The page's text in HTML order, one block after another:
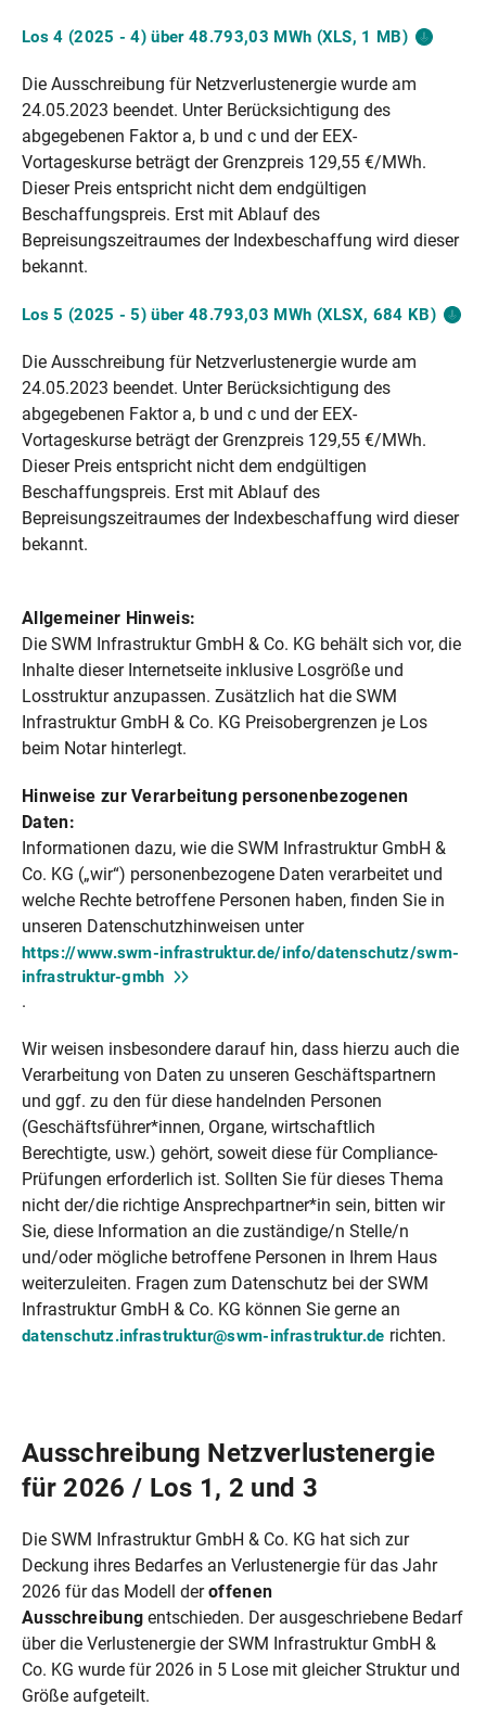
Los 4 (2025 - 4) über 48.793,03 MWh (XLS, 1 MB)
Die Ausschreibung für Netzverlustenergie wurde am
24.05.2023 beendet. Unter Berücksichtigung des
abgegebenen Faktor a, b und c und der EEX-
Vortageskurse beträgt der Grenzpreis 129,55 €/MWh.
Dieser Preis entspricht nicht dem endgültigen
Beschaffungspreis. Erst mit Ablauf des
Bepreisungszeitraumes der Indexbeschaffung wird dieser
bekannt.
Los 5 (2025 - 5) über 48.793,03 MWh (XLSX, 684 KB)
Die Ausschreibung für Netzverlustenergie wurde am
24.05.2023 beendet. Unter Berücksichtigung des
abgegebenen Faktor a, b und c und der EEX-
Vortageskurse beträgt der Grenzpreis 129,55 €/MWh.
Dieser Preis entspricht nicht dem endgültigen
Beschaffungspreis. Erst mit Ablauf des
Bepreisungszeitraumes der Indexbeschaffung wird dieser
bekannt.
Allgemeiner Hinweis:
Die SWM Infrastruktur GmbH & Co. KG behält sich vor, die
Inhalte dieser Internetseite inklusive Losgröße und
Losstruktur anzupassen. Zusätzlich hat die SWM
Infrastruktur GmbH & Co. KG Preisobergrenzen je Los
beim Notar hinterlegt.
Hinweise zur Verarbeitung personenbezogenen
Daten:
Informationen dazu, wie die SWM Infrastruktur GmbH &
Co. KG („wir“) personenbezogene Daten verarbeitet und
welche Rechte betroffene Personen haben, finden Sie in
unseren Datenschutzhinweisen unter
https://www.swm-infrastruktur.de/info/datenschutz/swm-
infrastruktur-gmbh
.
Wir weisen insbesondere darauf hin, dass hierzu auch die
Verarbeitung von Daten zu unseren Geschäftspartnern
und ggf. zu den für diese handelnden Personen
(Geschäftsführer*innen, Organe, wirtschaftlich
Berechtigte, usw.) gehört, soweit diese für Compliance-
Prüfungen erforderlich ist. Sollten Sie für dieses Thema
nicht der/die richtige Ansprechpartner*in sein, bitten wir
Sie, diese Information an die zuständige/n Stelle/n
und/oder mögliche betroffene Personen in Ihrem Haus
weiterzuleiten. Fragen zum Datenschutz bei der SWM
Infrastruktur GmbH & Co. KG können Sie gerne an
datenschutz.infrastruktur@swm-infrastruktur.de richten.
Ausschreibung Netzverlustenergie
für 2026 / Los 1, 2 und 3
Die SWM Infrastruktur GmbH & Co. KG hat sich zur
Deckung ihres Bedarfes an Verlustenergie für das Jahr
2026 für das Modell deroffenen
Ausschreibung entschieden. Der ausgeschriebene Bedarf
über die Verlustenergie der SWM Infrastruktur GmbH &
Co. KG wurde für 2026 in 5 Lose mit gleicher Struktur und
Größe aufgeteilt.